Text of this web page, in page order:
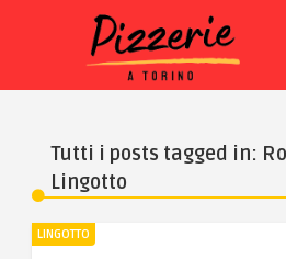
Tutti i posts tagged in:
Lingotto
LINGOTTO